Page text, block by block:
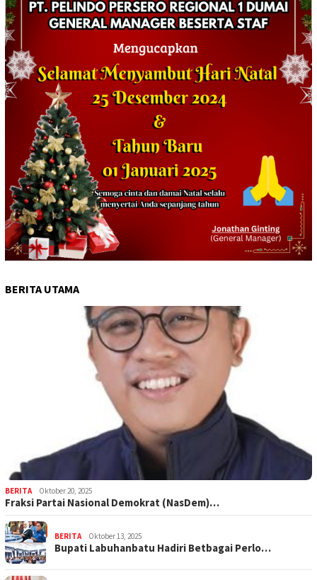
BERITA UTAMA
BERITA Oktober 20, 2025
Fraksi Partai Nasional Demokrat (NasDem)…
BERITA Oktober 13, 2025
Bupati Labuhanbatu Hadiri Betbagai Perlo…